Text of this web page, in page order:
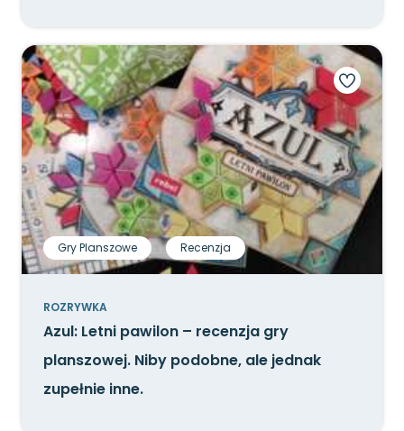
Gry Planszowe Recenzja
ROZRYWKA
Azul: Letni pawilon – recenzja gry
planszowej. Niby podobne, ale jednak
zupełnie inne.